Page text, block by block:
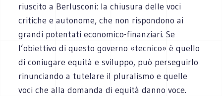
riuscito a Berlusconi: la chiusura delle voci
critiche e autonome, che non rispondono ai
grandi potentati economico-finanziari. Se
l’obiettivo di questo governo «tecnico» è quello
di coniugare equità e sviluppo, può perseguirlo
rinunciando a tutelare il pluralismo e quelle
voci che alla domanda di equità danno voce.